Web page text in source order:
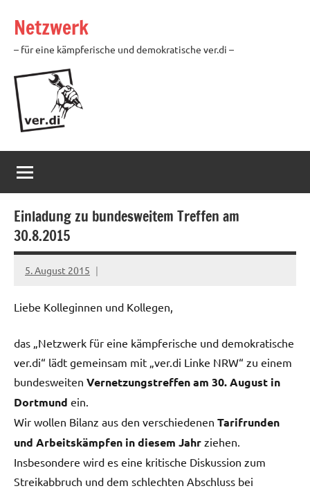
Inhalt
springen
Netzwerk
– für eine kämpferische und demokratische ver.di –
Einladung zu bundesweitem Treffen am
30.8.2015
5. August 2015
Ilja
Liebe Kolleginnen und Kollegen,
das „Netzwerk für eine kämpferische und demokratische
ver.di“ lädt gemeinsam mit „ver.di Linke NRW“ zu einem
bundesweiten Vernetzungstreffen am 30. August in
Dortmund ein.
Wir wollen Bilanz aus den verschiedenen Tarifrunden
und Arbeitskämpfen in diesem Jahr ziehen.
Insbesondere wird es eine kritische Diskussion zum
Streikabbruch und dem schlechten Abschluss bei